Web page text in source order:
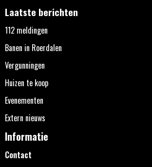
Laatste berichten
112 meldingen
Banen in Roerdalen
Vergunningen
Huizen te koop
Evenementen
Extern nieuws
Informatie
Contact